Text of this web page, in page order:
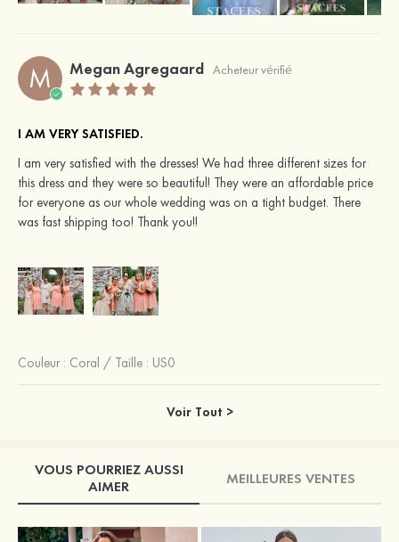
M Megan Agregaard Acheteur vérifié
I AM VERY SATISFIED.
I am very satisfied with the dresses! We had three different sizes for
this dress and they were so beautiful! They were an affordable price
for everyone as our whole wedding was on a tight budget. There
was fast shipping too! Thank you!!
Couleur : Coral / Taille : US0
Voir Tout >
VOUS POURRIEZ AUSSI
AIMER
MEILLEURES VENTES